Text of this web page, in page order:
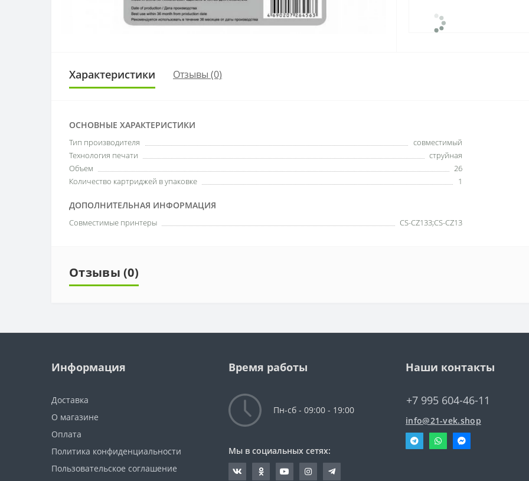
Характеристики Отзывы (0)
ОСНОВНЫЕ ХАРАКТЕРИСТИКИ
Тип производителя
совместимый
Технология печати
струйная
Объем
26
Количество картриджей в упаковке
1
ДОПОЛНИТЕЛЬНАЯ ИНФОРМАЦИЯ
Совместимые принтеры CS-CZ133;CS-CZ13
Отзывы (0)
Информация
Доставка
О магазине
Оплата
Политика конфиденциальности
Пользовательское соглашение
Время работы
Пн-сб - 09:00 - 19:00
Мы в социальных сетях:
Наши контакты
+7 995 604-46-11
info@21-vek.shop